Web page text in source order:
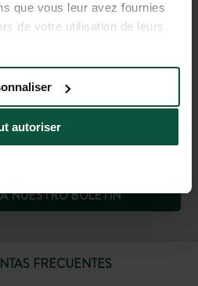
que vous leur avez fournies
de votre utilisation de leurs
autoriser
conocer las novedades y
de Huttopia!
NUESTRO BOLETÍN
FRECUENTES